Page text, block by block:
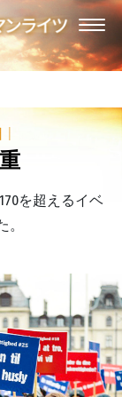
を超えるイベ